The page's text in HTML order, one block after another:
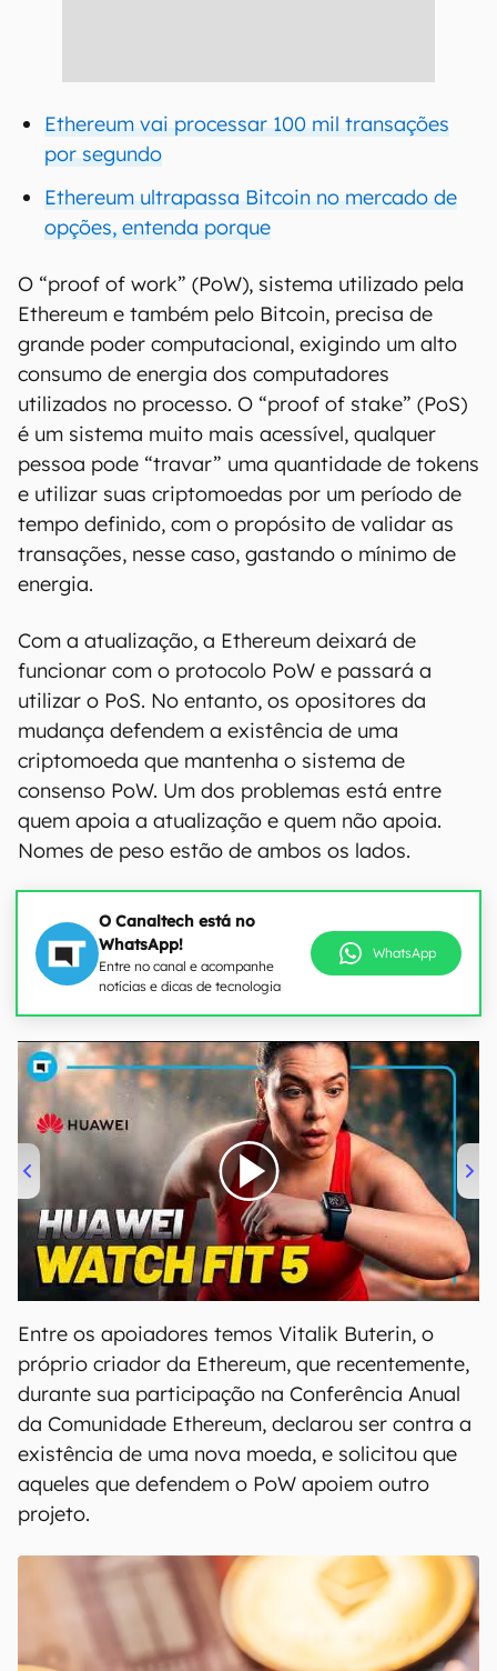
Ethereum vai processar 100 mil transações
por segundo
Ethereum ultrapassa Bitcoin no mercado de
opções, entenda porque
O “proof of work” (PoW), sistema utilizado pela
Ethereum e também pelo Bitcoin, precisa de
grande poder computacional, exigindo um alto
consumo de energia dos computadores
utilizados no processo. O “proof of stake” (PoS)
é um sistema muito mais acessível, qualquer
pessoa pode “travar” uma quantidade de tokens
e utilizar suas criptomoedas por um período de
tempo definido, com o propósito de validar as
transações, nesse caso, gastando o mínimo de
energia.
Com a atualização, a Ethereum deixará de
funcionar com o protocolo PoW e passará a
utilizar o PoS. No entanto, os opositores da
mudança defendem a existência de uma
criptomoeda que mantenha o sistema de
consenso PoW. Um dos problemas está entre
quem apoia a atualização e quem não apoia.
Nomes de peso estão de ambos os lados.
O Canaltech está no
WhatsApp!
Entre no canal e acompanhe
notícias e dicas de tecnologia
WhatsApp
00:00/04:51
Entre os apoiadores temos Vitalik Buterin, o
próprio criador da Ethereum, que recentemente,
durante sua participação na Conferência Anual
da Comunidade Ethereum, declarou ser contra a
existência de uma nova moeda, e solicitou que
aqueles que defendem o PoW apoiem outro
projeto.